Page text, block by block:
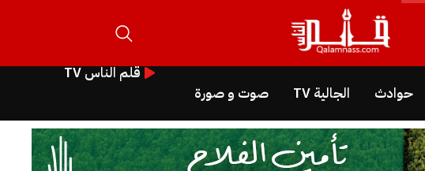
حوادث الجالية TV صوت و صورة
قلم الناس TV